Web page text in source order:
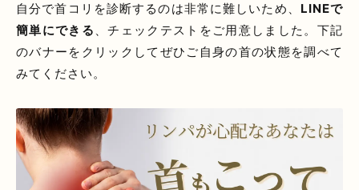
自分で首コリを診断するのは非常に難しいため、 LINEで
簡単にできる 、チェックテストをご用意しました。下記
のバナーをクリックしてぜひご自身の首の状態を調べて
みてください。